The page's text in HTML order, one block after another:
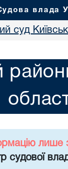
влада
суд
лише
судової